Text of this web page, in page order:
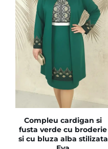
Compleu cardigan si
fusta verde cu broderie
si cu bluza alba stilizata